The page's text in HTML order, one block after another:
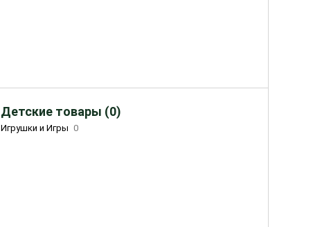
Детские товары (0)
Игрушки и Игры 0